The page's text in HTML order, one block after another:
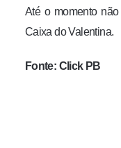
Até o momento
Caixa do Valentina.
Fonte: Click PB